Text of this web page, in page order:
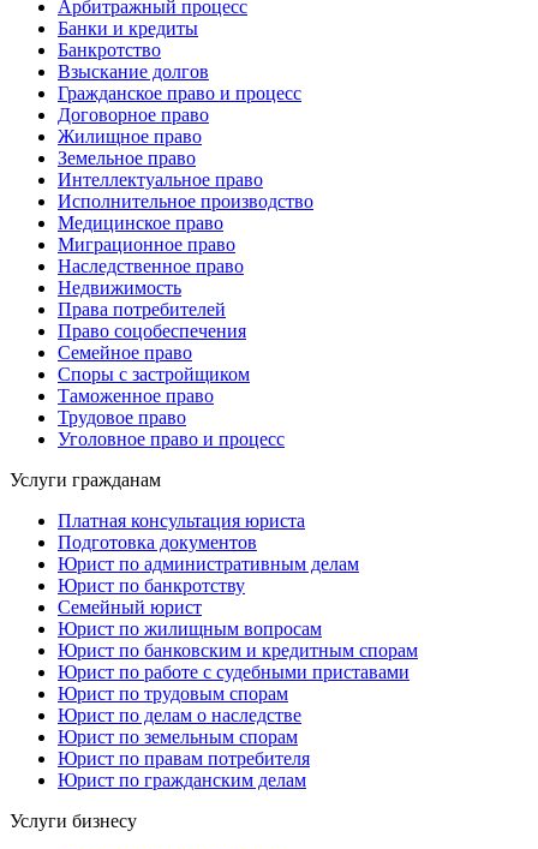
Арбитражный процесс
Банки и кредиты
Банкротство
Взыскание долгов
Гражданское право и процесс
Договорное право
Жилищное право
Земельное право
Интеллектуальное право
Исполнительное производство
Медицинское право
Миграционное право
Наследственное право
Недвижимость
Права потребителей
Право соцобеспечения
Семейное право
Споры с застройщиком
Таможенное право
Трудовое право
Уголовное право и процесс
Услуги гражданам
Платная консультация юриста
Подготовка документов
Юрист по административным делам
Юрист по банкротству
Семейный юрист
Юрист по жилищным вопросам
Юрист по банковским и кредитным спорам
Юрист по работе с судебными приставами
Юрист по трудовым спорам
Юрист по делам о наследстве
Юрист по земельным спорам
Юрист по правам потребителя
Юрист по гражданским делам
Услуги бизнесу